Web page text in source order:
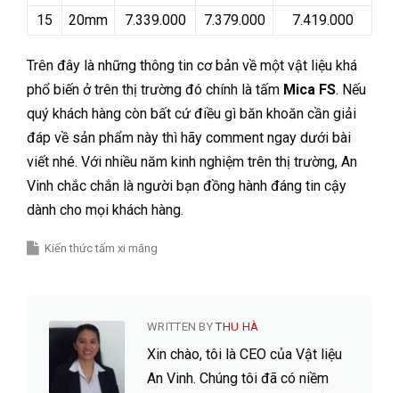
15
20mm 7.339.000 7.379.000 7.419.000
Trên đây là những thông tin cơ bản về một vật liệu khá
phổ biến ở trên thị trường đó chính là tấm Mica FS. Nếu
quý khách hàng còn bất cứ điều gì băn khoăn cần giải
đáp về sản phẩm này thì hãy comment ngay dưới bài
viết nhé. Với nhiều năm kinh nghiệm trên thị trường, An
Vinh chắc chắn là người bạn đồng hành đáng tin cậy
dành cho mọi khách hàng.
Kiến thức tấm xi măng
WRITTEN BYTHU HÀ
Xin chào, tôi là CEO của Vật liệu
An Vinh. Chúng tôi đã có niềm